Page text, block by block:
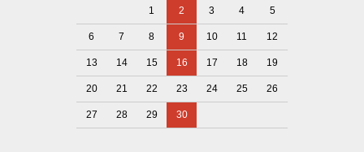
1 2 3 4 5
6 7 8 9 10 11 12
13 14 15 16 17 18 19
20 21 22 23 24 25 26
27 28 29 30